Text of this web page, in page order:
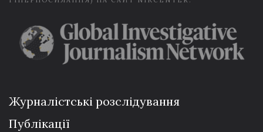
Журналістські розслідування
Публікації